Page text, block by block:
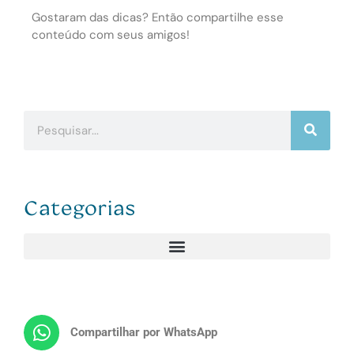
Gostaram das dicas? Então compartilhe esse
conteúdo com seus amigos!
Categorias
Compartilhar por WhatsApp